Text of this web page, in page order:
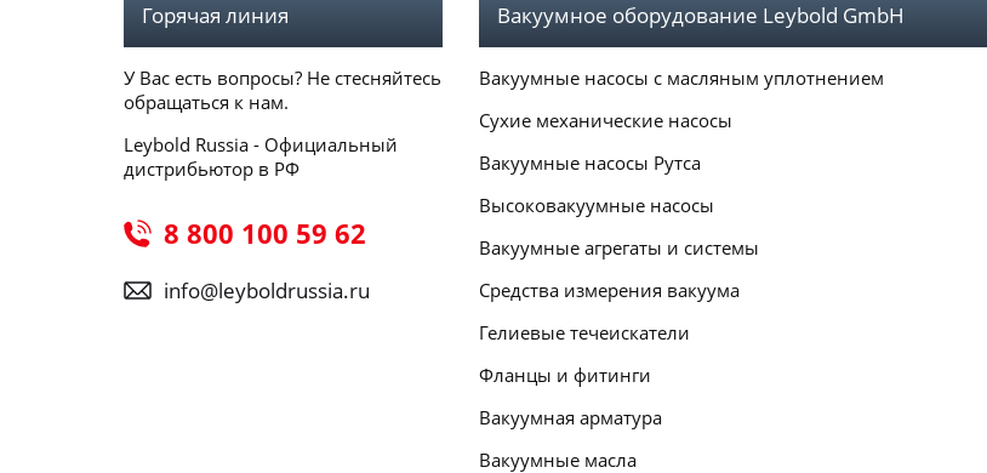
Горячая линия
У Вас есть вопросы? Не стесняйтесь
обращаться к нам.
Leybold Russia - Официальный
дистрибьютор в РФ
8 800 100 59 62
info@leyboldrussia.ru
Вакуумное оборудование Leybold GmbH
Вакуумные насосы с масляным уплотнением
Сухие механические насосы
Вакуумные насосы Рутса
Высоковакуумные насосы
Вакуумные агрегаты и системы
Средства измерения вакуума
Гелиевые течеискатели
Фланцы и фитинги
Вакуумная арматура
Вакуумные масла